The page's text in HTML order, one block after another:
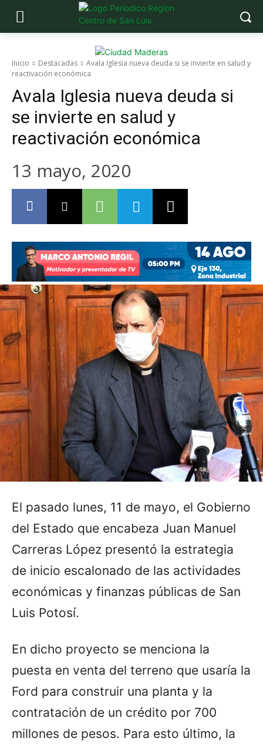
Inicio Destacadas
Avala Iglesia nueva deuda si se invierte en salud y
reactivación económica
Avala Iglesia nueva deuda si
se invierte en salud y
reactivación económica
13 mayo, 2020
El pasado lunes, 11 de mayo, el Gobierno
del Estado que encabeza Juan Manuel
Carreras López presentó la estrategia
de inicio escalonado de las actividades
económicas y finanzas públicas de San
Luis Potosí.
En dicho proyecto se menciona la
puesta en venta del terreno que usaría la
Ford para construir una planta y la
contratación de un crédito por 700
millones de pesos. Para esto último, la